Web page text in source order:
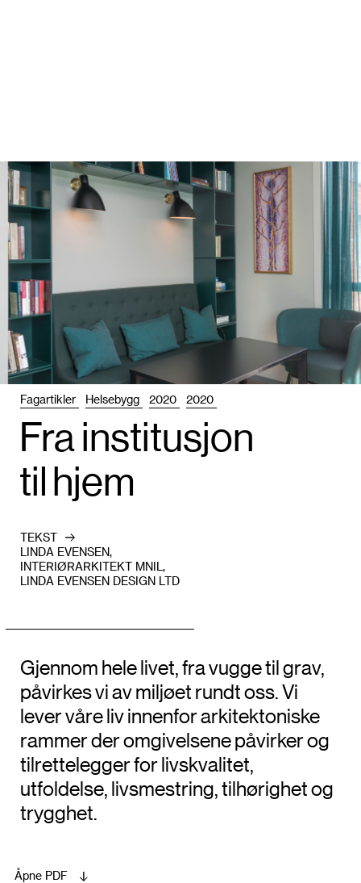
Fagartikler Helsebygg 2020 2020
Fra insti­tusjon
til hjem
TEKST
LINDA EVENSEN,
INTERIØRARKITEKT MNIL,
LINDA EVENSEN DESIGN LTD
Gjennom hele livet, fra vugge til grav,
påvirkes vi av miljøet rundt oss. Vi
lever våre liv innenfor arkitektoniske
rammer der omgivelsene påvirker og
tilrettelegger for livskvalitet,
utfoldelse, livsmestring, tilhørighet og
trygghet.
Åpne PDF